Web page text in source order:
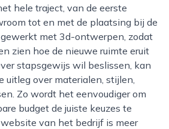
hele traject, van de eerste
tot en met de plaatsing bij de
met 3d-ontwerpen, zodat
zien hoe de nieuwe ruimte eruit
stapsgewijs wil beslissen, kan
uitleg over materialen, stijlen,
Zo wordt het eenvoudiger om
budget de juiste keuzes te
van het bedrijf is meer